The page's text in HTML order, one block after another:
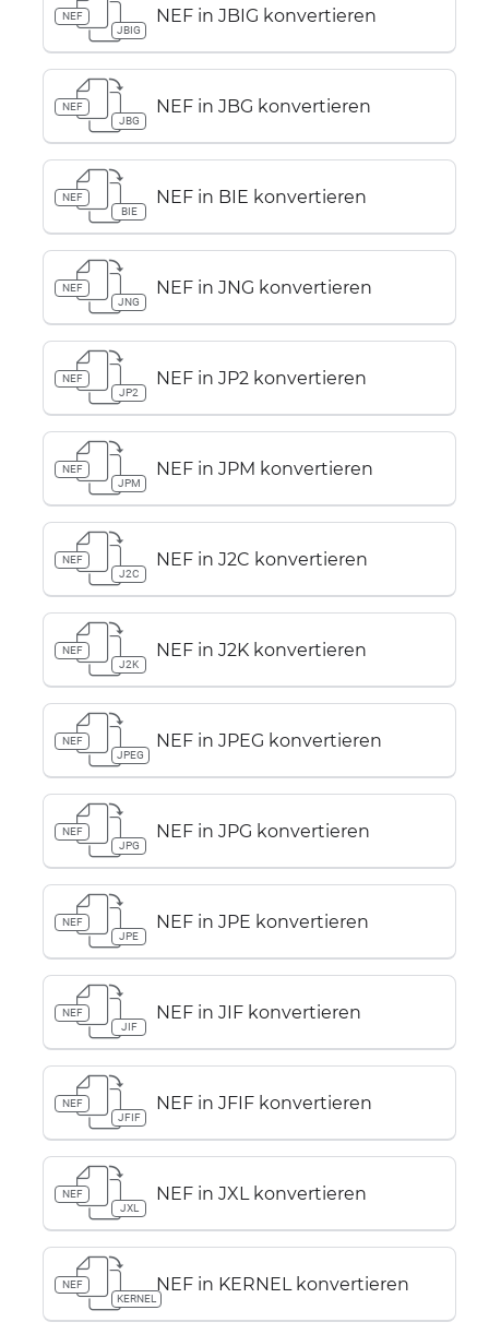
NEF
JBIG
NEF in JBIG konvertieren
NEF
JBG
NEF in JBG konvertieren
NEF
BIE
NEF in BIE konvertieren
NEF
JNG
NEF in JNG konvertieren
NEF
JP2
NEF in JP2 konvertieren
NEF
JPM
NEF in JPM konvertieren
NEF
J2C
NEF in J2C konvertieren
NEF
J2K
NEF in J2K konvertieren
NEF
JPEG
NEF in JPEG konvertieren
NEF
JPG
NEF in JPG konvertieren
NEF
JPE
NEF in JPE konvertieren
NEF
JIF
NEF in JIF konvertieren
NEF
JFIF
NEF in JFIF konvertieren
NEF
JXL
NEF in JXL konvertieren
NEF
KERNEL
NEF in KERNEL konvertieren